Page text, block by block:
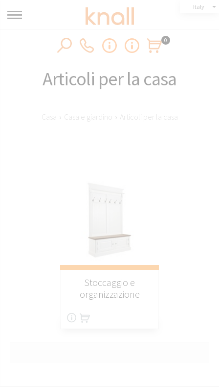
Italy
0
Articoli per la casa
Casa › Casa e giardino › Articoli per la casa
Stoccaggio e
organizzazione